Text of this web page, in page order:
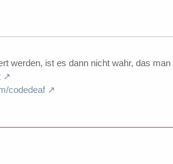
werden, ist es dann nicht wahr, das man
codedeaf